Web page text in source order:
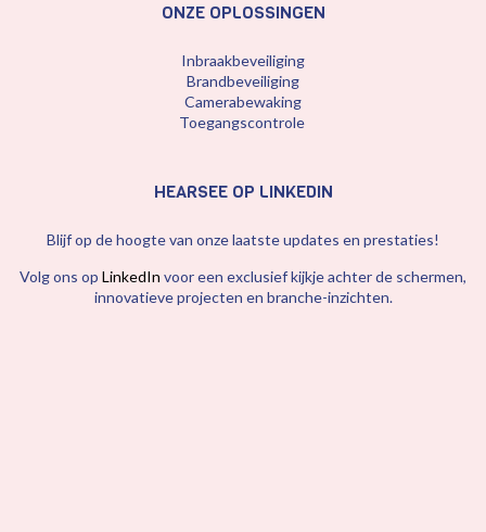
ONZE OPLOSSINGEN
Inbraakbeveiliging
Brandbeveiliging
Camerabewaking
Toegangscontrole
HEARSEE OP LINKEDIN
Blijf op de hoogte van onze laatste updates en prestaties!
Volg ons op LinkedIn voor een exclusief kijkje achter de schermen,
innovatieve projecten en branche-inzichten.